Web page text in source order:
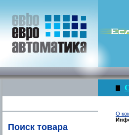
Поиск товара
О